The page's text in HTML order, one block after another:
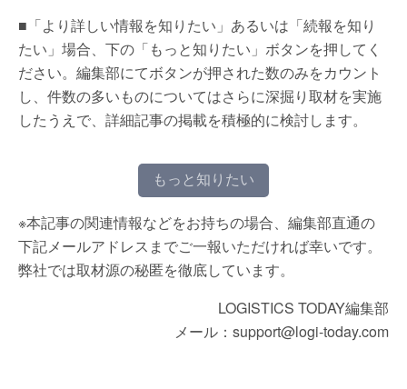
■「より詳しい情報を知りたい」あるいは「続報を知り
たい」場合、下の「もっと知りたい」ボタンを押してく
ださい。編集部にてボタンが押された数のみをカウント
し、件数の多いものについてはさらに深掘り取材を実施
したうえで、詳細記事の掲載を積極的に検討します。
もっと知りたい
※本記事の関連情報などをお持ちの場合、編集部直通の
下記メールアドレスまでご一報いただければ幸いです。
弊社では取材源の秘匿を徹底しています。
LOGISTICS TODAY編集部
メール：support@logi-today.com